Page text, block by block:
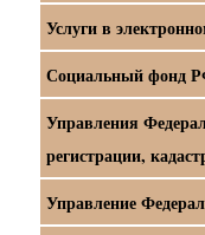
Услуги в
Социальный фонд
Управления
регистрации,
Управление